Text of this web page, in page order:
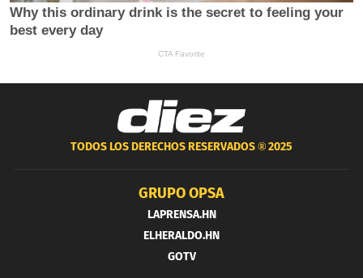
TODOS LOS DERECHOS RESERVADOS ®2025
GRUPO OPSA
LAPRENSA.HN
ELHERALDO.HN
GOTV